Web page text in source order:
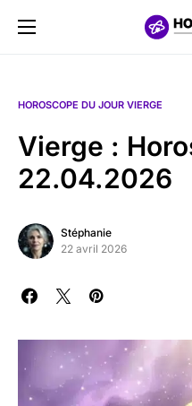
HOROSCOPE DU JOUR VIERGE
Vierge :
22.04.2026
Stéphanie
22 avril 2026